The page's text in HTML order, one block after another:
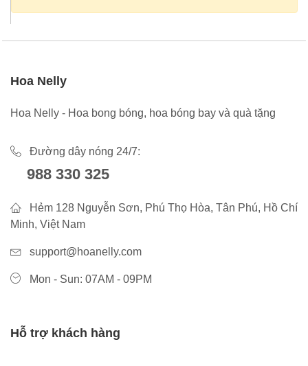
Hoa Nelly
Hoa Nelly - Hoa bong bóng, hoa bóng bay và quà tặng
Đường dây nóng 24/7:
988 330 325
Hẻm 128 Nguyễn Sơn, Phú Thọ Hòa, Tân Phú, Hồ Chí
Minh, Việt Nam
support@hoanelly.com
Mon - Sun: 07AM - 09PM
Hỗ trợ khách hàng